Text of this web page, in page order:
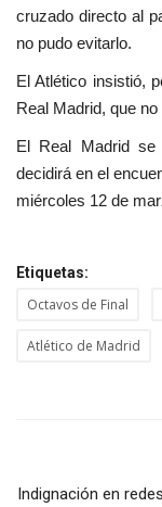
cruzado directo al
no pudo evitarlo.
El Atlético insistió,
Real Madrid, que
El Real Madrid
decidirá en el
miércoles 12 de
Etiquetas:
Octavos de Final
Atlético de Madrid
Indignación en